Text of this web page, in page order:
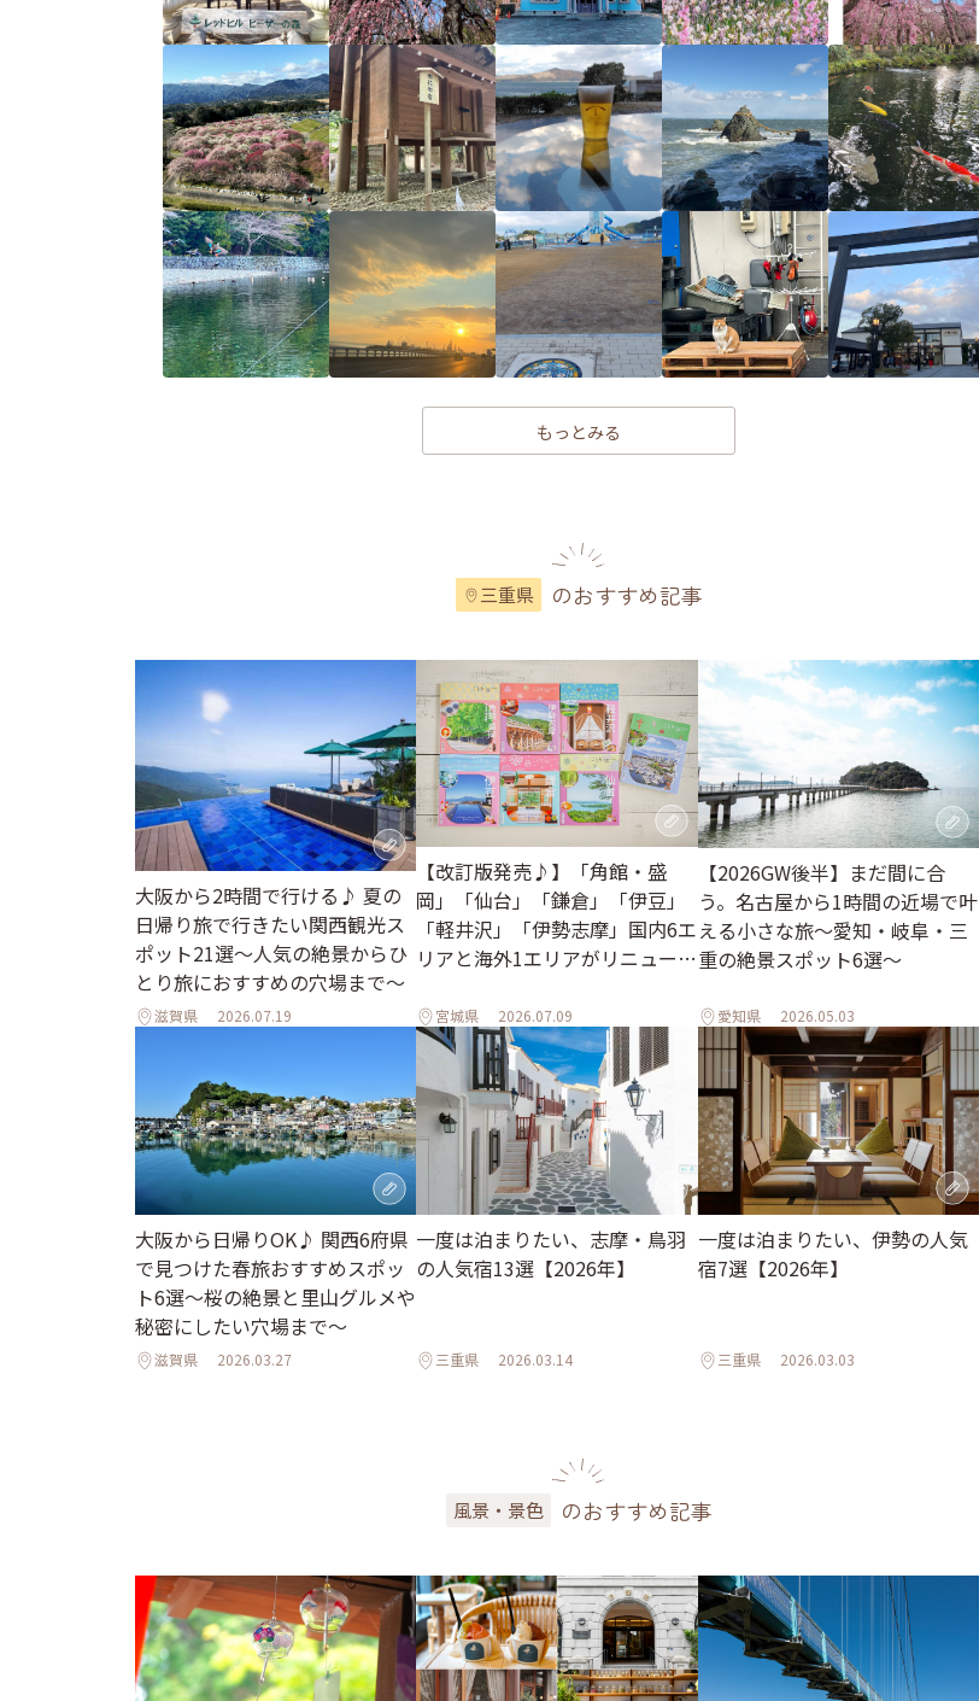
もっとみる
三重県 のおすすめ記事
大阪から2時間で行ける♪ 夏の
日帰り旅で行きたい関西観光ス
ポット21選～人気の絶景からひ
とり旅におすすめの穴場まで～
滋賀県 2026.07.19
【改訂版発売♪】「角館・盛
岡」「仙台」「鎌倉」「伊豆」
「軽井沢」「伊勢志摩」国内6エ
リアと海外1エリアがリニューア
宮城県 2026.07.09
【2026GW後半】まだ間に合
う。名古屋から1時間の近場で叶
える小さな旅～愛知・岐阜・三
重の絶景スポット6選～
愛知県 2026.05.03
大阪から日帰りOK♪ 関西6府県
で見つけた春旅おすすめスポッ
ト6選～桜の絶景と里山グルメや
秘密にしたい穴場まで～
滋賀県 2026.03.27
一度は泊まりたい、志摩・鳥羽
の人気宿13選【2026年】
三重県 2026.03.14
一度は泊まりたい、伊勢の人気
宿7選【2026年】
三重県 2026.03.03
風景・景色 のおすすめ記事